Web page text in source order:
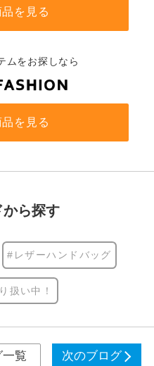
を見る
ムをお探しなら
を見る
から探す
#レザーハンドバッグ
扱い中！
一覧 次のブログ